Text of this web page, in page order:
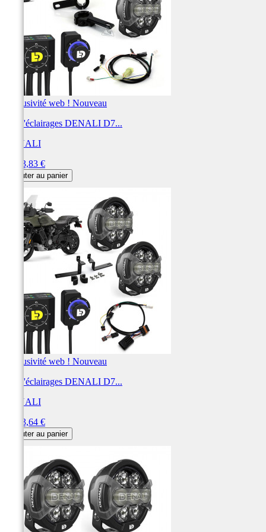
Exclusivité web ! Nouveau
Kit d'éclairages DENALI D7...
DENALI
1 473,83 €
Ajouter au panier
Exclusivité web ! Nouveau
Kit d'éclairages DENALI D7...
DENALI
1 453,64 €
Ajouter au panier